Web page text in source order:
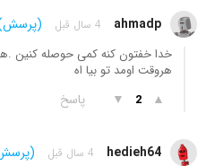
ahmadp 4 سال قبل
خدا خفتون کنه کمی حوصله کنین
هروقت اومد تو بیا اه
▲
2
▼ پاسخ
hedieh64 4 سال قبل